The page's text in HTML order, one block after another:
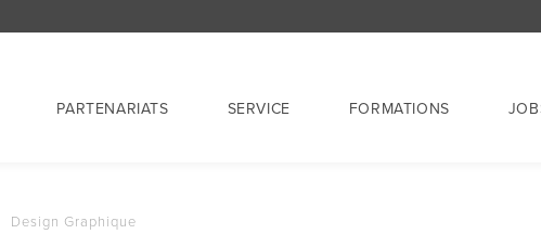
PARTENARIATS SERVICE FORMATIONS
Design Graphique